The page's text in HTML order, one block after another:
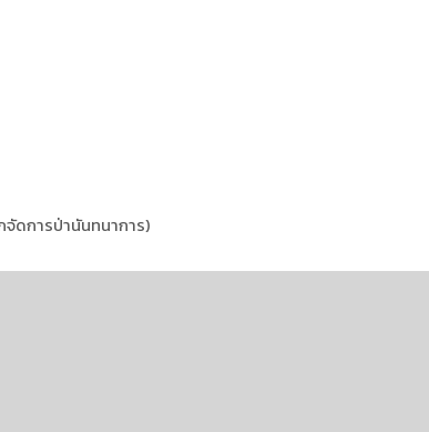
จัดการป่านันทนาการ)